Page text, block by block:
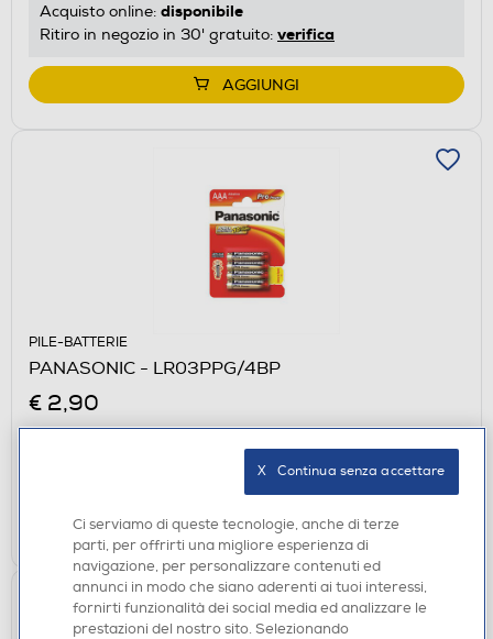
Acquisto online: disponibile
Ritiro in negozio in 30' gratuito: verifica
AGGIUNGI
PILE-BATTERIE
PANASONIC - LR03PPG/4BP
€ 2,90
Ritiro in negozio in 30' gratuito: verifica
AGGIUNGI
Ci serviamo di queste tecnologie, anche di terze
parti, per offrirti una migliore esperienza di
navigazione, per personalizzare contenuti ed
annunci in modo che siano aderenti ai tuoi interessi,
fornirti funzionalità dei social media ed analizzare le
prestazioni del nostro sito. Selezionando
X   Continua senza accettare